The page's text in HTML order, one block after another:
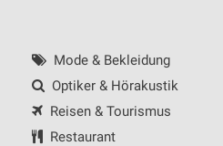
Mode & Bekleidung
Optiker & Hörakustik
Reisen & Tourismus
Restaurant